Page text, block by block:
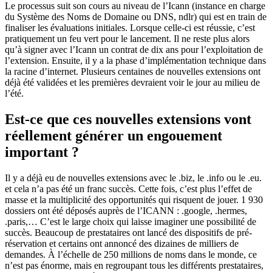
Le processus suit son cours au niveau de l’Icann (instance en charge
du Système des Noms de Domaine ou DNS, ndlr) qui est en train de
finaliser les évaluations initiales. Lorsque celle-ci est réussie, c’est
pratiquement un feu vert pour le lancement. Il ne reste plus alors
qu’à signer avec l’Icann un contrat de dix ans pour l’exploitation de
l’extension. Ensuite, il y a la phase d’implémentation technique dans
la racine d’internet. Plusieurs centaines de nouvelles extensions ont
déjà été validées et les premières devraient voir le jour au milieu de
l’été.
Est-ce que ces nouvelles extensions vont
réellement générer un engouement
important ?
Il y a déjà eu de nouvelles extensions avec le .biz, le .info ou le .eu.
et cela n’a pas été un franc succès. Cette fois, c’est plus l’effet de
masse et la multiplicité des opportunités qui risquent de jouer. 1 930
dossiers ont été déposés auprès de l’ICANN : .google, .hermes,
.paris,… C’est le large choix qui laisse imaginer une possibilité de
succès. Beaucoup de prestataires ont lancé des dispositifs de pré-
réservation et certains ont annoncé des dizaines de milliers de
demandes. À l’échelle de 250 millions de noms dans le monde, ce
n’est pas énorme, mais en regroupant tous les différents prestataires,